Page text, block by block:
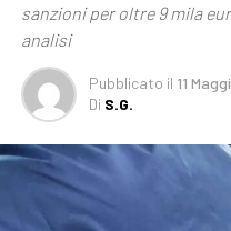
sanzioni per oltre 9 mila
analisi
Pubblicato il 11
Di S.G.